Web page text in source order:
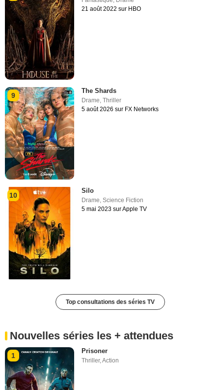
21 août 2022 sur HBO
9
The Shards
Drame ,Thriller
5 août 2026 sur FX Networks
10
Silo
Drame,Science Fiction
5 mai 2023 sur Apple TV
Top consultations des séries TV
Nouvelles séries les + attendues
1
Prisoner
Thriller,Action